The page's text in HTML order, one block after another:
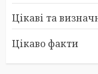
Цікаві та
Цікаво факти